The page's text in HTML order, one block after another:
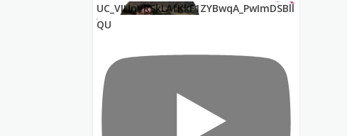
UC_VIUnVRSkLAfKkF1ZYBwqA_PwImDSBll
QU